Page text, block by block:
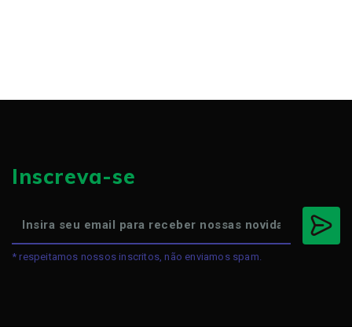
Inscreva-se
* respeitamos nossos inscritos, não enviamos spam.